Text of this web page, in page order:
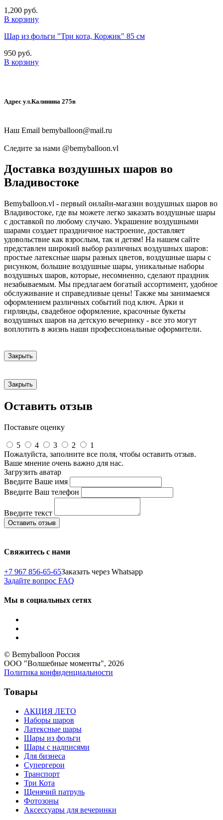
1,200 руб.
В корзину
Шар из фольги "Три кота, Коржик" 85 см
950 руб.
В корзину
Адрес ул.Калинина 275в
Наш Email bemyballoon@mail.ru
Следите за нами @bemyballoon.vl
Доставка воздушных шаров во
Владивостоке
Bemyballoon.vl - первый онлайн-магазин воздушных шаров во
Владивостоке, где вы можете легко заказать воздушные шары
с доставкой по любому случаю. Украшение воздушными
шарами создает праздничное настроение, доставляет
удовольствие как взрослым, так и детям! На нашем сайте
представлен широкий выбор различных воздушных шаров:
простые латексные шары разных цветов, воздушные шары с
рисунком, большие воздушные шары, уникальные наборы
воздушных шаров, которые, несомненно, сделают праздник
незабываемым. Мы предлагаем богатый ассортимент, удобное
обслуживание и справедливые цены! Также мы занимаемся
оформлением различных событий под ключ. Арки и
гирлянды, свадебное оформление, красочные букеты
воздушных шаров на детскую вечеринку - все это могут
воплотить в жизнь наши профессиональные оформители.
Закрыть
Закрыть
Оставить отзыв
Поставьте оценку
5 4 3 2
1
Пожалуйста, заполните все поля, чтобы оставить отзыв.
Ваше мнение очень важно для нас.
Загрузить аватар
Введите Ваше имя
Введите Ваш телефон
Введите текст
Свяжитесь с нами
+7 967 856-65-65Заказать через Whatsapp
Задайте вопрос FAQ
Мы в социальных сетях
© Bemyballoon Россия
ООО "Волшебные моменты", 2026
Политика конфиденциальности
Товары
АКЦИЯ ЛЕТО
Наборы шаров
Латексные шары
Шары из фольги
Шары с надписями
Для бизнеса
Супергерои
Транспорт
Три Кота
Щенячий патруль
Фотозоны
Аксессуары для вечеринки